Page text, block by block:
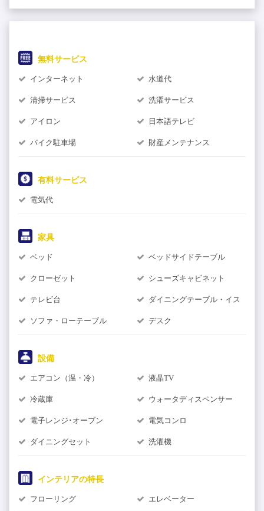
無料サービス
インターネット 水道代
清掃サービス 洗濯サービス
アイロン 日本語テレビ
バイク駐車場 財産メンテナンス
有料サービス
電気代
家具
ベッド ベッドサイドテーブル
クローゼット シューズキャビネット
テレビ台 ダイニングテーブル・イス
ソファ・ローテーブル デスク
設備
エアコン（温・冷） 液晶TV
冷蔵庫 ウォータディスペンサー
電子レンジ･オーブン 電気コンロ
ダイニングセット 洗濯機
インテリアの特長
フローリング エレベーター